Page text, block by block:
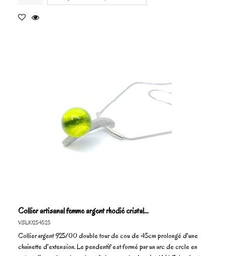
Collier artisanal femme argent rhodié cristal...
VSL10254525
Collier argent 925/00 double tour de cou de 45cm prolongé d'une
chainette d'extension. Le pendentif est formé par un arc de crcle en